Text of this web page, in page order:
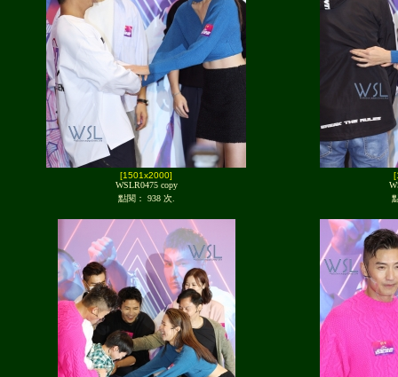
[1501x2000]
WSLR0475 copy
點閱： 938 次.